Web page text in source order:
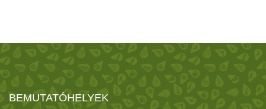
BEMUTATÓHELYEK